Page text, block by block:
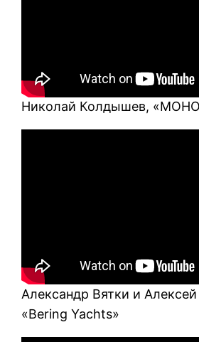
Николай Колдышев,
Александр Вятки и
«Bering Yachts»